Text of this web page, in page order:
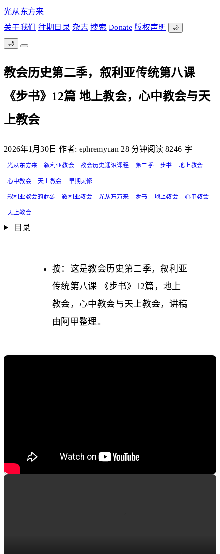
光从东方来
关于我们
往期目录 杂志 搜索 Donate 版权声明 🌙
🌙
教会历史第二季，叙利亚传统第八课
《步书》12篇 地上教会，心中教会与天
上教会
2026年1月30日 作者: ephremyuan 28 分钟阅读 8246 字
光从东方来 叙利亚教会 教会历史通识课程 第二季 步书 地上教会
心中教会 天上教会 早期灵修
叙利亚教会的起源 叙利亚教会 光从东方来 步书 地上教会 心中教会
天上教会
目录
按：这是教会历史第二季，叙利亚
传统第八课 《步书》12篇，地上
教会，心中教会与天上教会，讲稿
由阿甲整理。